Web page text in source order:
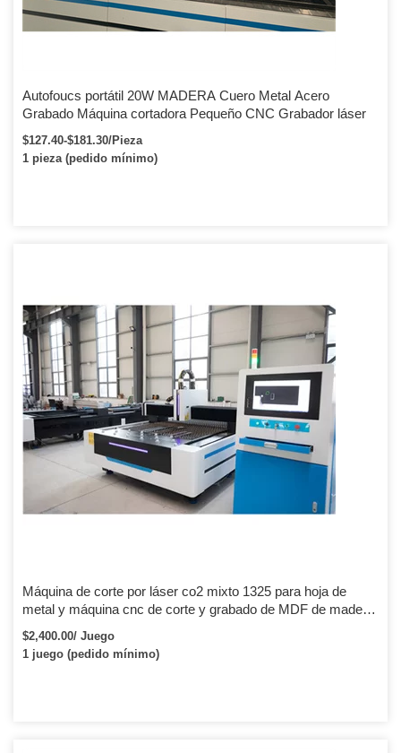
Autofoucs portátil 20W MADERA Cuero Metal Acero
Grabado Máquina cortadora Pequeño CNC Grabador láser
$127.40-$181.30/Pieza
1 pieza (pedido mínimo)
Máquina de corte por láser co2 mixto 1325 para hoja de
metal y máquina cnc de corte y grabado de MDF de madera
no metálica
$2,400.00/ Juego
1 juego (pedido mínimo)